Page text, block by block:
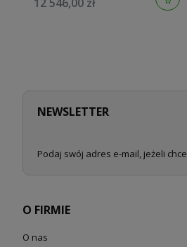
NEWSLETTER
Podaj swój adres e-mail, jeżeli
O FIRMIE
O nas